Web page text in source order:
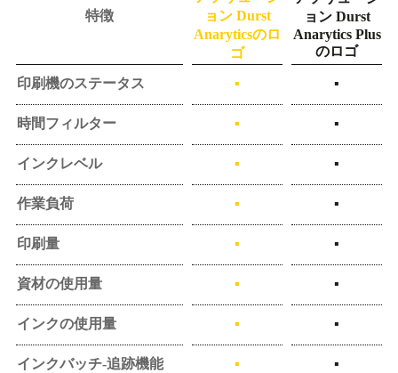
特徴
印刷機のステータス ▪ ▪
時間フィルター ▪ ▪
インクレベル ▪ ▪
作業負荷 ▪ ▪
印刷量 ▪ ▪
資材の使用量 ▪ ▪
インクの使用量 ▪ ▪
インクバッチ-追跡機能 ▪ ▪